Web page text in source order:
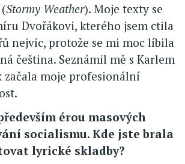
Stormy Weather). Moje texty se
Dvořákovi, kterého jsem ctila
nejvíc, protože se mi moc líbila
čeština. Seznámil mě s Karlem
začala moje profesionální
érou masových
socialismu. Kde jste brala
lyrické skladby?